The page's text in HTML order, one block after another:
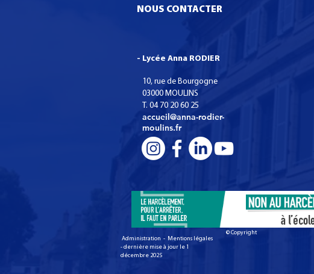
NOUS CONTACTER
- Lycée Anna RODIER
10, rue de Bourgogne
03000 MOULINS
T. 04 70 20 60 25
accueil@anna-rodier-
moulins.fr
Administration - Mentions légales
- dernière mise à jour le 1
décembre 2025
© Copyright